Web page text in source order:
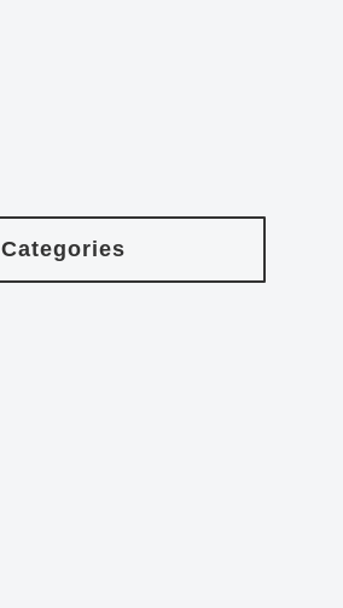
Categories